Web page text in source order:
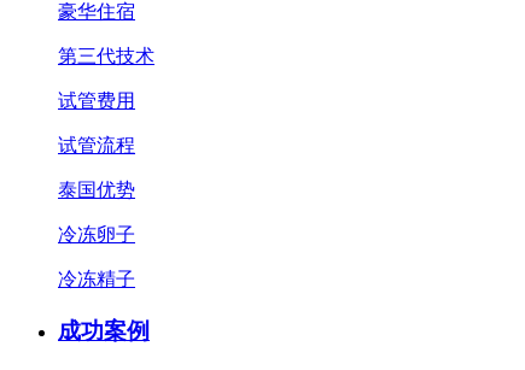
豪华住宿
第三代技术
试管费用
试管流程
泰国优势
冷冻卵子
冷冻精子
成功案例